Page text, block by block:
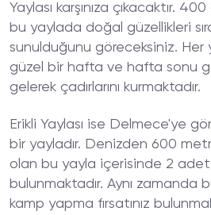
Yaylası karşınıza çıkacaktır.
bu yaylada doğal güzellikleri
sunulduğunu göreceksiniz. Her
güzel bir hafta ve hafta sonu
gelerek çadırlarını kurmaktadır.
Erikli Yaylası ise Delmece'ye
bir yayladır. Denizden 600
olan bu yayla içerisinde 2
bulunmaktadır. Aynı zamanda
kamp yapma fırsatınız